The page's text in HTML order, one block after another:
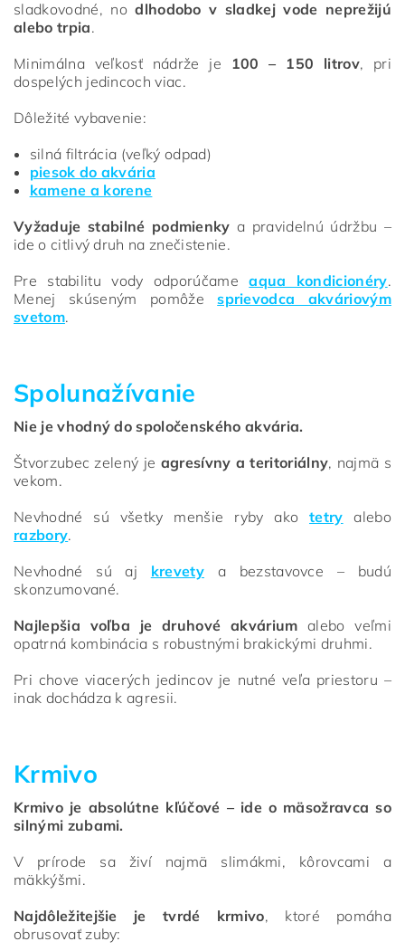
sladkovodné, nodlhodobo v sladkej vode neprežijú
alebo trpia.
Minimálna veľkosť nádrže je 100 – 150 litrov, pri
dospelých jedincoch viac.
Dôležité vybavenie:
silná filtrácia (veľký odpad)
piesok do akvária
kamene a korene
Vyžaduje stabilné podmienky a pravidelnú údržbu –
ide o citlivý druh na znečistenie.
Pre stabilitu vody odporúčameaqua kondicionéry.
Menej skúseným pomôžesprievodca akváriovým
svetom.
Spolunažívanie
Nie je vhodný do spoločenského akvária.
Štvorzubec zelený je agresívny a teritoriálny, najmä s
vekom.
Nevhodné sú všetky menšie ryby ako tetry alebo
razbory.
Nevhodné sú aj krevety a bezstavovce – budú
skonzumované.
Najlepšia voľba je druhové akvárium alebo veľmi
opatrná kombinácia s robustnými brakickými druhmi.
Pri chove viacerých jedincov je nutné veľa priestoru –
inak dochádza k agresii.
Krmivo
Krmivo je absolútne kľúčové – ide o mäsožravca so
silnými zubami.
V prírode sa živí najmä slimákmi, kôrovcami a
mäkkýšmi.
Najdôležitejšie je tvrdé krmivo, ktoré pomáha
obrusovať zuby: